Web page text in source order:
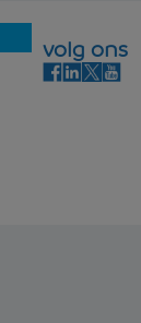
volg ons